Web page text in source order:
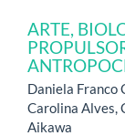
ARTE,
Daniela Franco
Carolina Alves,
Aikawa